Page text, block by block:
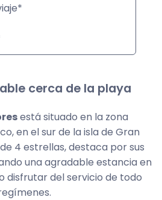
cerca de la playa
está situado en la zona
en el sur de la isla de Gran
4 estrellas, destaca por sus
una agradable estancia en
disfrutar del servicio de todo